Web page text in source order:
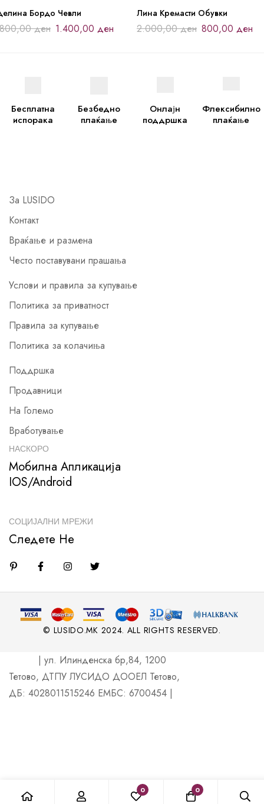
Бордо Чевли
ден 1.400,00 ден
Лина Кремасти Обувки
2.000,00ден 800,00 ден
Бесплатна
испорака
Безбедно
плаќање
Онлајн
поддршка
Флексибилно
плаќање
За LUSIDO
Контакт
Враќање и размена
Често поставувани прашања
Услови и правила за купување
Политика за приватност
Правила за купување
Политика за колачиња
Поддршка
Продавници
На Големо
Вработување
НАСКОРО
Мобилна Апликација
IOS/Android
СОЦИЈАЛНИ МРЕЖИ
Следете Не
© LUSIDO.MK 2024. ALL RIGHTS RESERVED.
| ул. Илинденска бр,84, 1200
Тетово, ДТПУ ЛУСИДО ДООЕЛ Тетово,
ДБ: 4028011515246 ЕМБС: 6700454 |
0 0